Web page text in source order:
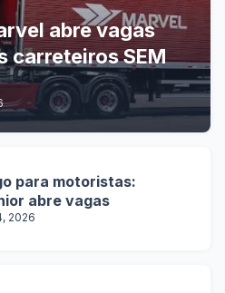
abre vagas
carreteiros SEM
para motoristas:
abre vagas
2026